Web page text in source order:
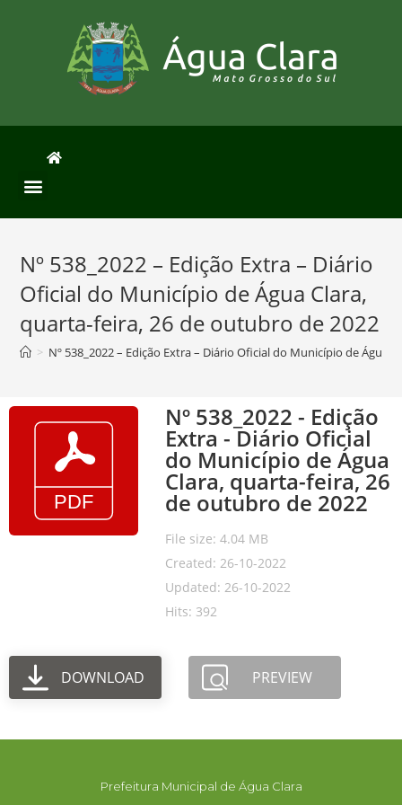
Nº 538_2022 – Edição Extra – Diário
Oficial do Município de Água Clara,
quarta-feira, 26 de outubro de 2022
> Nº 538_2022 – Edição Extra – Diário Oficial do Município de Água
Nº 538_2022 - Edição
Extra - Diário Oficial
do Município de Água
Clara, quarta-feira, 26
de outubro de 2022
File size: 4.04 MB
Created: 26-10-2022
Updated: 26-10-2022
Hits: 392
DOWNLOAD PREVIEW
Prefeitura Municipal de Água Clara